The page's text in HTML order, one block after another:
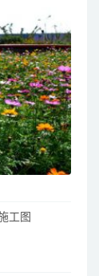
工图